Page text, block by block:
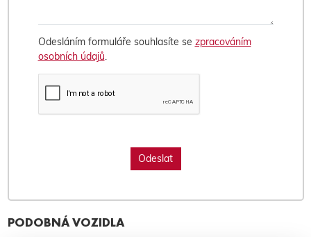
Odesláním formuláře souhlasíte se zpracováním
osobních údajů.
PODOBNÁ VOZIDLA